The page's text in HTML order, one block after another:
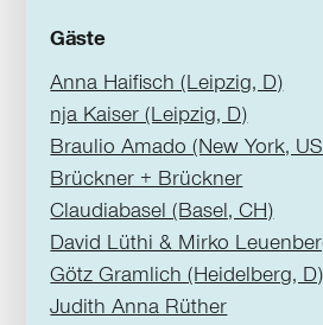
Gäste
Anna Haifisch (Leipzig, D)
nja Kaiser (Leipzig, D)
Braulio Amado (New York,
Brückner + Brückner
Claudiabasel (Basel, CH)
David Lüthi & Mirko
Götz Gramlich (Heidelberg, D)
Judith Anna Rüther